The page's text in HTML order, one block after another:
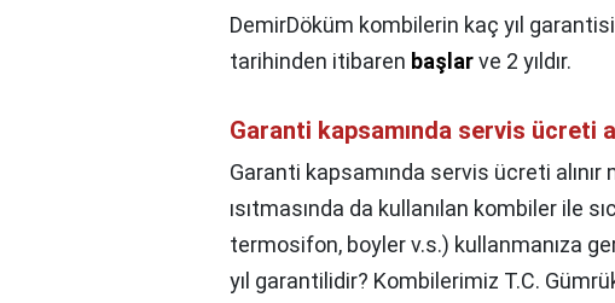
DemirDöküm kombilerin kaç yıl
tarihinden itibaren başlarve 2 yıldır.
Garanti kapsamında servis ücreti
Garanti kapsamında servis ücreti alınır
ısıtmasında da kullanılan kombiler ile
termosifon, boyler v.s.) kullanmanıza
yıl garantilidir? Kombilerimiz T.C.